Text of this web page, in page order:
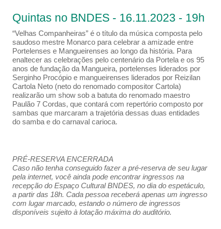
Quintas no BNDES - 16.11.2023 - 19h
“Velhas Companheiras” é o título da música composta pelo
saudoso mestre Monarco para celebrar a amizade entre
Portelenses e Mangueirenses ao longo da história. Para
enaltecer as celebrações pelo centenário da Portela e os 95
anos de fundação da Mangueira, portelenses liderados por
Serginho Procópio e mangueirenses liderados por Reizilan
Cartola Neto (neto do renomado compositor Cartola)
realizarão um show sob a batuta do renomado maestro
Paulão 7 Cordas, que contará com repertório composto por
sambas que marcaram a trajetória dessas duas entidades
do samba e do carnaval carioca.
PRÉ-RESERVA ENCERRADA
Caso não tenha conseguido fazer a pré-reserva de seu lugar
pela internet, você ainda pode encontrar ingressos na
recepção do Espaço Cultural BNDES, no dia do espetáculo,
a partir das 18h. Cada pessoa receberá apenas um ingresso
com lugar marcado, estando o número de ingressos
disponíveis sujeito à lotação máxima do auditório.